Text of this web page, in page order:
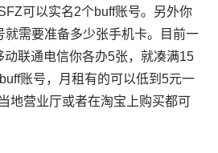
可以实名2个buff账号。另外你
就需要准备多少张手机卡。目前一
联通电信你各办5张，就凑满15
账号，月租有的可以低到5元一
地营业厅或者在淘宝上购买都可